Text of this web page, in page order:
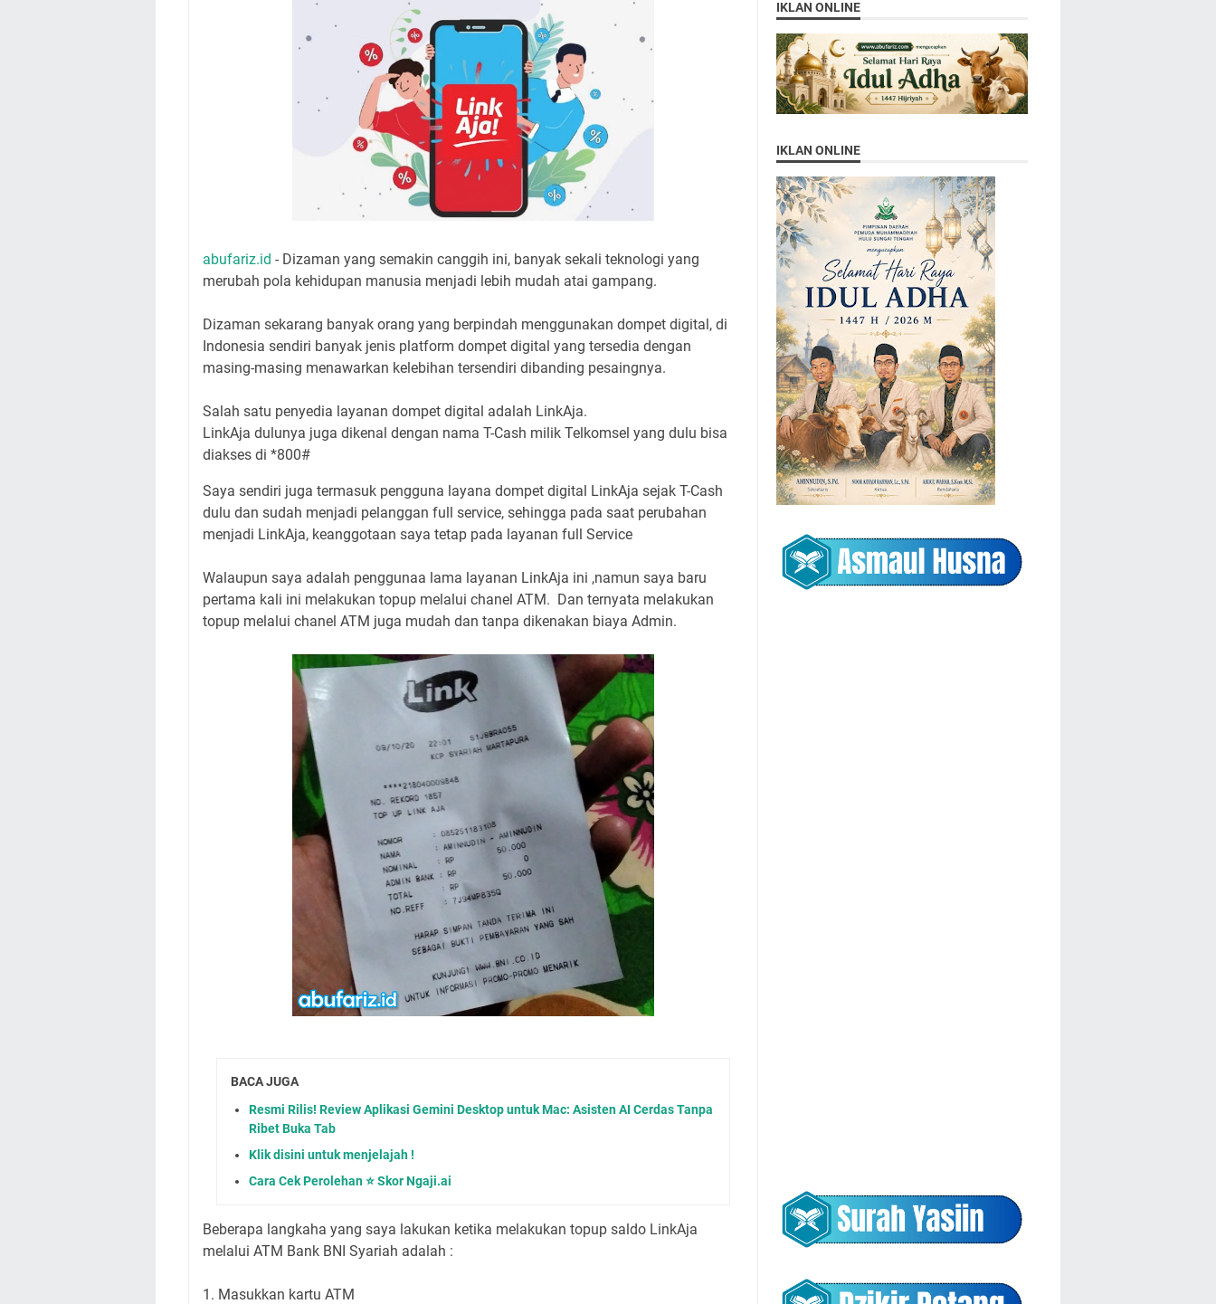
abufariz.id - Dizaman yang semakin canggih ini, banyak sekali teknologi yang
merubah pola kehidupan manusia menjadi lebih mudah atai gampang.
Dizaman sekarang banyak orang yang berpindah menggunakan dompet digital, di
Indonesia sendiri banyak jenis platform dompet digital yang tersedia dengan
masing-masing menawarkan kelebihan tersendiri dibanding pesaingnya.
Salah satu penyedia layanan dompet digital adalah LinkAja.
LinkAja dulunya juga dikenal dengan nama T-Cash milik Telkomsel yang dulu bisa
diakses di *800#
Saya sendiri juga termasuk pengguna layana dompet digital LinkAja sejak T-Cash
dulu dan sudah menjadi pelanggan full service, sehingga pada saat perubahan
menjadi LinkAja, keanggotaan saya tetap pada layanan full Service
Walaupun saya adalah penggunaa lama layanan LinkAja ini ,namun saya baru
pertama kali ini melakukan topup melalui chanel ATM. Dan ternyata melakukan
topup melalui chanel ATM juga mudah dan tanpa dikenakan biaya Admin.
BACA JUGA
Resmi Rilis! Review Aplikasi Gemini Desktop untuk Mac: Asisten AI Cerdas Tanpa
Ribet Buka Tab
Klik disini untuk menjelajah !
Cara Cek Perolehan ⭐️ Skor Ngaji.ai
Beberapa langkaha yang saya lakukan ketika melakukan topup saldo LinkAja
melalui ATM Bank BNI Syariah adalah :
1. Masukkan kartu ATM
IKLAN ONLINE
IKLAN ONLINE